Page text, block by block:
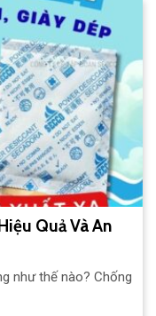
Quả Và An
như thế nào? Chống